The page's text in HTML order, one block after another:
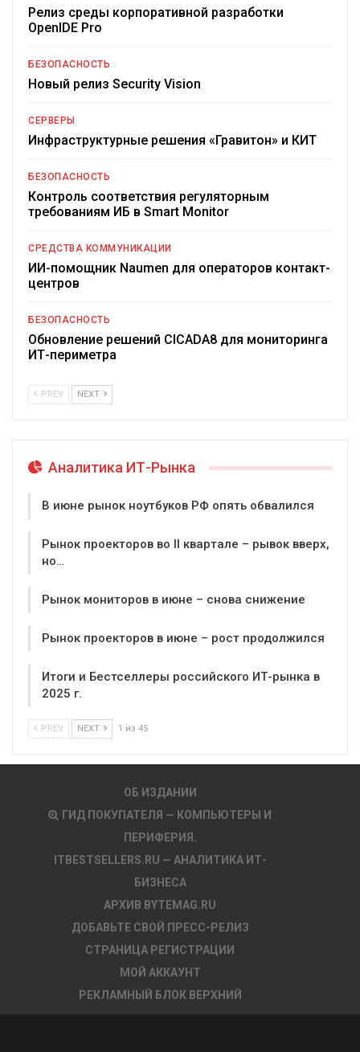
Релиз среды корпоративной разработки
OpenIDE Pro
БЕЗОПАСНОСТЬ
Новый релиз Security Vision
СЕРВЕРЫ
Инфраструктурные решения «Гравитон» и КИТ
БЕЗОПАСНОСТЬ
Контроль соответствия регуляторным
требованиям ИБ в Smart Monitor
СРЕДСТВА КОММУНИКАЦИИ
ИИ-помощник Naumen для операторов контакт-
центров
БЕЗОПАСНОСТЬ
Обновление решений CICADA8 для мониторинга
ИТ-периметра
PREV NEXT
Аналитика ИТ-Рынка
В июне рынок ноутбуков РФ опять обвалился
Рынок проекторов во II квартале – рывок вверх,
но…
Рынок мониторов в июне – снова снижение
Рынок проекторов в июне – рост продолжился
Итоги и Бестселлеры российского ИТ-рынка в
2025 г.
PREV NEXT 1 из 45
ОБ ИЗДАНИИ
ГИД ПОКУПАТЕЛЯ — КОМПЬЮТЕРЫ И
ПЕРИФЕРИЯ.
ITBESTSELLERS.RU — АНАЛИТИКА ИТ-
БИЗНЕСА
АРХИВ BYTEMAG.RU
ДОБАВЬТЕ СВОЙ ПРЕСС-РЕЛИЗ
СТРАНИЦА РЕГИСТРАЦИИ
МОЙ АККАУНТ
РЕКЛАМНЫЙ БЛОК ВЕРХНИЙ